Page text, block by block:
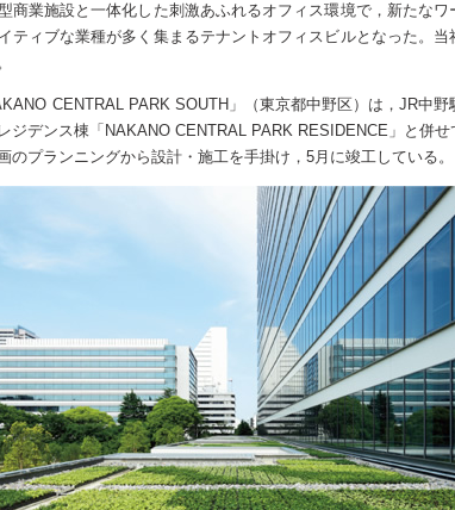
商業施設と一体化した刺激あふれるオフィス環境で，新たな
ティブな業種が多く集まるテナントオフィスビルとなった。
CENTRAL PARK SOUTH」（東京都中野区）は，JR中
ジデンス棟「NAKANO CENTRAL PARK RESIDENCE」と併
のプランニングから設計・施工を手掛け，5月に竣工している。